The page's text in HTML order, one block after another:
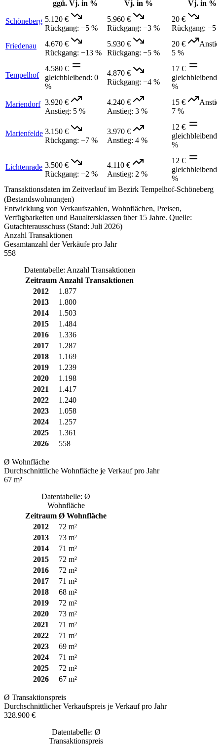
ggü. Vj. in % Vj. in % Vj. in %
Schöneberg 5.120 €
Rückgang: −5 %
5.960 €
Rückgang: −3 %
20 €
Rückgang: −5
Friedenau
4.670 €
Rückgang: −13 %
5.930 €
Rückgang: −5 %
20 €
5 %
Tempelhof
4.580 €
gleichbleibend: 0
%
4.870 €
Rückgang: −4 %
17 €
gleichbleibend
%
Mariendorf 3.920 €
Anstieg: 5 %
4.240 €
Anstieg: 3 %
15 €
7 %
Marienfelde 3.150 €
Rückgang: −7 %
3.970 €
Anstieg: 4 %
12 €
gleichbleibend
%
Lichtenrade 3.500 €
Rückgang: −2 %
4.110 €
Anstieg: 2 %
12 €
gleichbleibend
%
Transaktionsdaten im Zeitverlauf im Bezirk Tempelhof-Schöneberg
(Bestandswohnungen)
Entwicklung von Verkaufszahlen, Wohnflächen, Preisen,
Verfügbarkeiten und Baualtersklassen über 15 Jahre. Quelle:
Gutachterausschuss (Stand: Juli 2026)
Anzahl Transaktionen
Gesamtanzahl der Verkäufe pro Jahr
558
Datentabelle: Anzahl Transaktionen
Zeitraum Anzahl Transaktionen
2012
1.877
2013
1.800
2014
1.503
2015
1.484
2016
1.336
2017
1.287
2018
1.169
2019
1.239
2020
1.198
2021
1.417
2022
1.240
2023
1.058
2024
1.257
2025
1.361
2026
558
Ø Wohnfläche
Durchschnittliche Wohnfläche je Verkauf pro Jahr
67 m²
Datentabelle: Ø
Wohnfläche
Zeitraum Ø Wohnfläche
2012
72 m²
2013
73 m²
2014
71 m²
2015
72 m²
2016
72 m²
2017
71 m²
2018
68 m²
2019
72 m²
2020
73 m²
2021
71 m²
2022
71 m²
2023
69 m²
2024
71 m²
2025
72 m²
2026
67 m²
Ø Transaktionspreis
Durchschnittlicher Verkaufspreis je Verkauf pro Jahr
328.900 €
Datentabelle: Ø
Transaktionspreis